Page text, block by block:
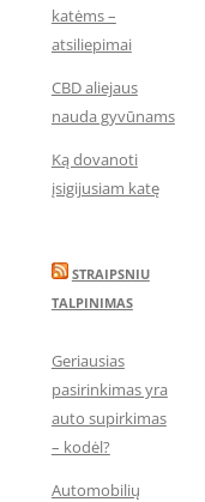
katėms –
atsiliepimai
CBD aliejaus
nauda gyvūnams
Ką dovanoti
įsigijusiam katę
STRAIPSNIU
TALPINIMAS
Geriausias
pasirinkimas yra
auto supirkimas
– kodėl?
Automobilių